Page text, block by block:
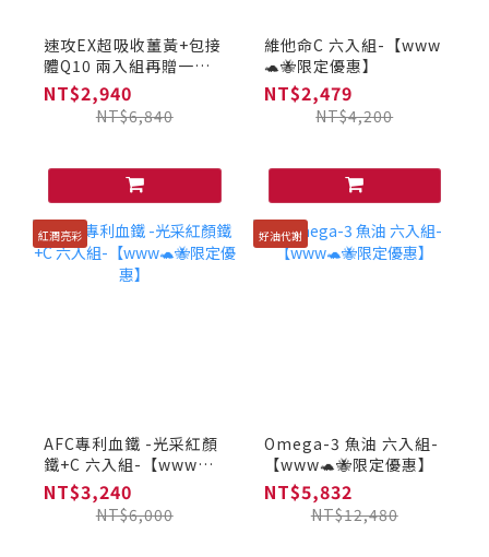
速攻EX超吸收薑黃+包接
體Q10 兩入組再贈一瓶
(日本原裝)-【www🐢🐝
限定優惠】
NT$2,940
NT$6,840
維他命C 六入組-【www
🐢🐝限定優惠】
NT$2,479
NT$4,200
紅潤亮彩
AFC專利血鐵 -光采紅顏
鐵+C 六入組-【www🐢
🐝限定優惠】
NT$3,240
NT$6,000
好油代謝
Omega-3 魚油 六入組-
【www🐢🐝限定優惠】
NT$5,832
NT$12,480